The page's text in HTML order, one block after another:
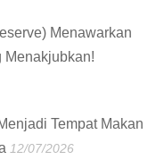
Menawarkan
Menakjubkan!
Tempat Makan
12/07/2026